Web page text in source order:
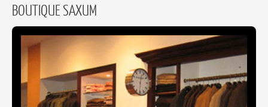
BOUTIQUE SAXUM